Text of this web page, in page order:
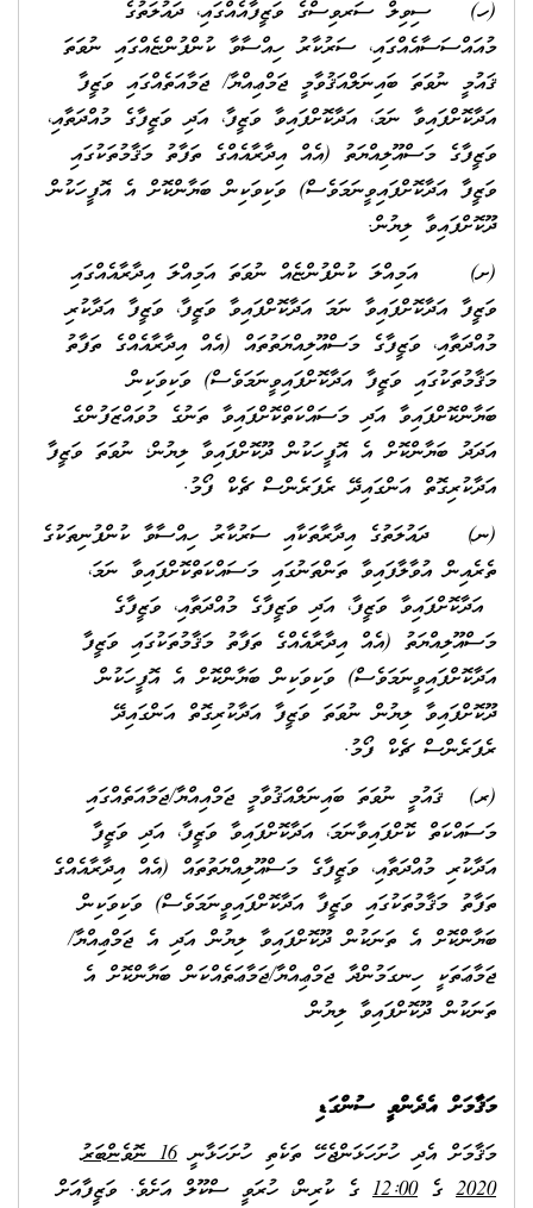
(ހ) ސިވިލް ސަރވިސްގެ ވަޒީފާއެއްގައި، ދައުލަތުގެ
މުއައްސަސާއެއްގައި، ސަރުކާރު ހިއްސާވާ ކުންފުންޏެއްގައި ނުވަތަ
ޤައުމީ ނުވަތަ ބައިނަލްއަޤުވާމީ ޖަމްޢިއްޔާ/ ޖަމާއަތެއްގައި ވަޒީފާ
އަދާކޮށްފައިވާ ނަމަ، އަދާކޮށްފައިވާ ވަޒީފާ، އަދި ވަޒީފާގެ މުއްދަތާއި،
ވަޒީފާގެ މަސްއޫލިއްޔަތު (އެއް އިދާރާއެއްގެ ތަފާތު މަޤާމުތަކުގައި
ވަޒީފާ އަދާކޮށްފައިވީނަމަވެސް) ވަކިވަކިން ބަޔާންކޮށް އެ އޮފީހަކުން
ދޫކޮށްފައިވާ ލިޔުން.
(ށ) އަމިއްލަ ކުންފުންޏެއް ނުވަތަ އަމިއްލަ އިދާރާއެއްގައި
ވަޒީފާ އަދާކޮށްފައިވާ ނަމަ އަދާކޮށްފައިވާ ވަޒީފާ، ވަޒީފާ އަދާކުރި
މުއްދަތާއި، ވަޒީފާގެ މަސްއޫލިއްޔަތުތައް (އެއް އިދާރާއެއްގެ ތަފާތު
މަޤާމުތަކުގައި ވަޒީފާ އަދާކޮށްފައިވީނަމަވެސް) ވަކިވަކިން
ބަޔާންކޮށްފައިވާ އަދި މަސައްކަތްކޮށްފައިވާ ތަނުގެ މުވައްޒަފުންގެ
އަދަދު ބަޔާންކޮށް އެ އޮފީހަކުން ދޫކޮށްފައިވާ ލިޔުން؛ ނުވަތަ ވަޒީފާ
އަދާކުރިގޮތް އަންގައިދޭ ރެފަރެންސް ޗެކް ފޯމު.
(ނ) ދައުލަތުގެ އިދާރާތަކާއި ސަރުކާރު ހިއްސާވާ ކުންފުނިތަކުގެ
ތެރެއިން އުވާލާފައިވާ ތަންތަނުގައި މަސައްކަތްކޮށްފައިވާ ނަމަ،
އަދާކޮށްފައިވާ ވަޒީފާ، އަދި ވަޒީފާގެ މުއްދަތާއި، ވަޒީފާގެ
މަސްއޫލިއްޔަތު (އެއް އިދާރާއެއްގެ ތަފާތު މަޤާމުތަކުގައި ވަޒީފާ
އަދާކޮށްފައިވީނަމަވެސް) ވަކިވަކިން ބަޔާންކޮށް އެ އޮފީހަކުން
ދޫކޮށްފައިވާ ލިޔުން ނުވަތަ ވަޒީފާ އަދާކުރިގޮތް އަންގައިދޭ
ރެފަރެންސް ޗެކް ފޯމު.
(ރ) ޤައުމީ ނުވަތަ ބައިނަލްއަޤުވާމީ ޖަމްއިއްޔާ/ޖަމާއަތެއްގައި
މަސައްކަތް ކޮށްފައިވާނަމަ، އަދާކޮށްފައިވާ ވަޒީފާ، އަދި ވަޒީފާ
އަދާކުރި މުއްދަތާއި، ވަޒީފާގެ މަސްއޫލިއްޔަތުތައް (އެއް އިދާރާއެއްގެ
ތަފާތު މަޤާމުތަކުގައި ވަޒީފާ އަދާކޮށްފައިވީނަމަވެސް) ވަކިވަކިން
ބަޔާންކޮށް އެ ތަނަކުން ދޫކޮށްފައިވާ ލިޔުން އަދި އެ ޖަމްޢިއްޔާ/
ޖަމާޢަތަކީ ހިނގަމުންދާ ޖަމްޢިއްޔާ/ޖަމާޢަތެއްކަން ބަޔާންކޮށް އެ
ތަނަކުން ދޫކޮށްފައިވާ ލިޔުން
މަޤާމަށް އެދެންވީ ސުންގަޑި
މަޤާމަށް އެދި ހުށަހަޅަންޖެހޭ ތަކެތި ހުށަހަޅާނީ 16 ނޮވެންބަރު
2020 ގެ12:00 ގެ ކުރިން، ހުރަވީ ސްކޫލް އަށެވެ. ވަޒީފާއަށް